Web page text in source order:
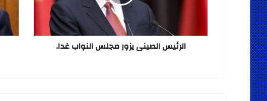
الرئيس الصينى يزور مجلس النواب غدا.
أموال
الاخوان
الأحد